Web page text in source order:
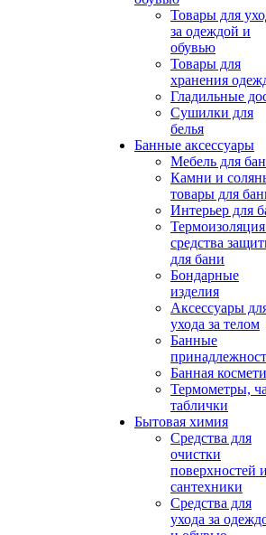
Товары для
за одеждой и
обувью
Товары для
хранения
Гладильные
Сушилки для
белья
Банные аксессуары
Мебель для
Камни и
товары для
Интерьер для
средства
для бани
Бондарные
изделия
Аксеcсуары
ухода за телом
Банные
Банная
Термометры,
таблички
Бытовая химия
Средства для
очистки
поверхностей
сантехники
Средства для
ухода за